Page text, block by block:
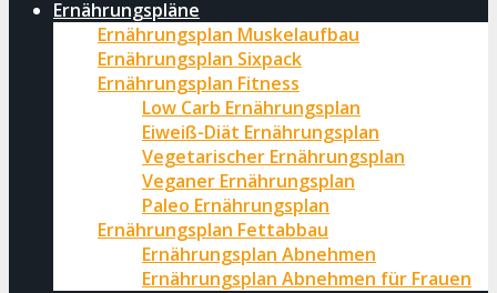
Ernährungspläne
Ernährungsplan Muskelaufbau
Ernährungsplan Sixpack
Ernährungsplan Fitness
Low Carb Ernährungsplan
Eiweiß-Diät Ernährungsplan
Vegetarischer Ernährungsplan
Veganer Ernährungsplan
Paleo Ernährungsplan
Ernährungsplan Fettabbau
Ernährungsplan Abnehmen
Ernährungsplan Abnehmen für Frauen